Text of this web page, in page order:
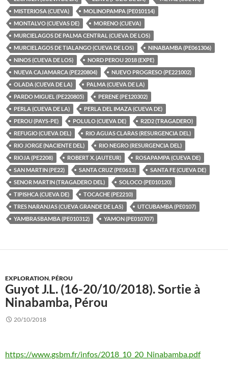
MISTERIOSA (CUEVA)
MOLINOPAMPA (PE010114)
MONTALVO (CUEVAS DE)
MORENO (CUEVA)
MURCIELAGOS DE PALMA CENTRAL (CUEVA DE LOS)
MURCIELAGOS DE TIALANGO (CUEVA DE LOS)
NINABAMBA (PE061306)
NINOS (CUEVA DE LOS)
NORD PEROU 2018 (EXPE)
NUEVA CAJAMARCA (PE220804)
NUEVO PROGRESO (PE221002)
OLADA (CUEVA DE LA)
PALMA (CUEVA DE LA)
PARDO MIGUEL (PE220805)
PERENE (PE120302)
PERLA (CUEVA DE LA)
PERLA DEL IMAZA (CUEVA DE)
PEROU (PAYS-PE)
POLULO (CUEVA DE)
R2D2 (TRAGADERO)
REFUGIO (CUEVA DEL)
RIO AGUAS CLARAS (RESURGENCIA DEL)
RIO JORGE (NACIENTE DEL)
RIO NEGRO (RESURGENCIA DEL)
RIOJA (PE2208)
ROBERT X. (AUTEUR)
ROSAPAMPA (CUEVA DE)
SAN MARTIN (PE22)
SANTA CRUZ (PE0613)
SANTA FE (CUEVA DE)
SENOR MARTIN (TRAGADERO DEL)
SOLOCO (PE010120)
TIPISHCA (CUEVA DE)
TOCACHE (PE2210)
TRES NARANJAS (CUEVA GRANDE DE LAS)
UTCUBAMBA (PE0107)
YAMBRASBAMBA (PE010312)
YAMON (PE010707)
EXPLORATION,PÉROU
Guyot J.L. (16-20/10/2018). Sortie à
Ninabamba, Pérou
20/10/2018
https://www.gsbm.fr/infos/2018_10_20_Ninabamba.pdf